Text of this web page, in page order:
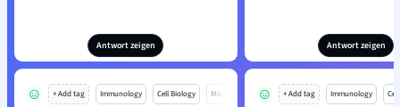
Antwort zeigen Antwort zeigen
+ Add tag Immunology Cell Biology Mo + Add tag Immunology